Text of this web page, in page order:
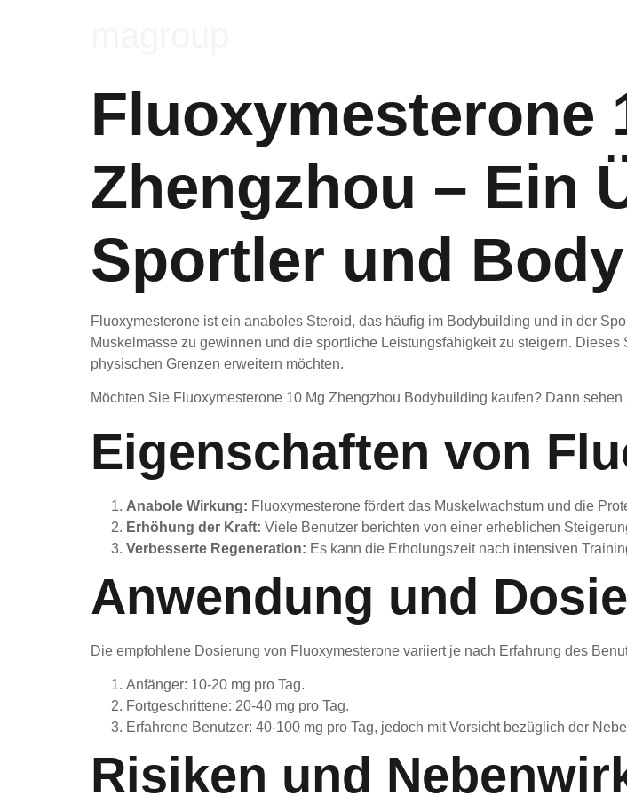
Fluoxymesterone
Zhengzhou – Ein
Sportler und
Fluoxymesterone ist ein anaboles Steroid, das häufig im Bodybuilding und in der
Muskelmasse zu gewinnen und die sportliche Leistungsfähigkeit zu steigern.
physischen Grenzen erweitern möchten.
Möchten Sie Fluoxymesterone 10 Mg Zhengzhou Bodybuilding kaufen? Dann
Eigenschaften von
Anabole Wirkung: Fluoxymesterone fördert das Muskelwachstum und die
Erhöhung der Kraft: Viele Benutzer berichten von einer erheblichen
Verbesserte Regeneration: Es kann die Erholungszeit nach intensiven
Anwendung und
Die empfohlene Dosierung von Fluoxymesterone variiert je nach Erfahrung des
Anfänger: 10-20 mg pro Tag.
Fortgeschrittene: 20-40 mg pro Tag.
Erfahrene Benutzer: 40-100 mg pro Tag, jedoch mit Vorsicht bezüglich der
Risiken und